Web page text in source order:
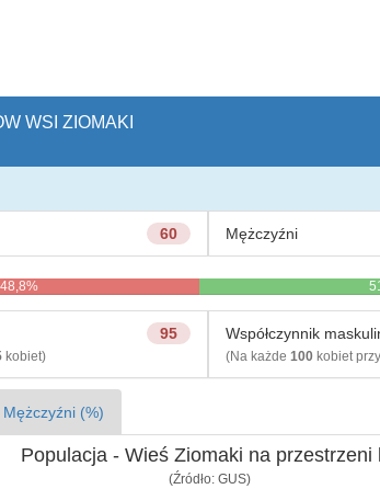
WSI ZIOMAKI
60 Mężczyźni
48,8%
95
kobiet)
Współczynnik
(Na każde 100kobiet
Mężczyźni (%)
Populacja - Wieś Ziomaki na przestrzeni
(Źródło: GUS)